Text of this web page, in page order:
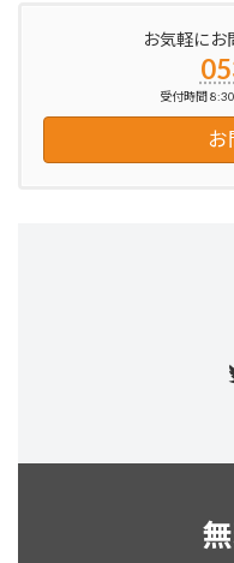
お気軽にお
受付時間